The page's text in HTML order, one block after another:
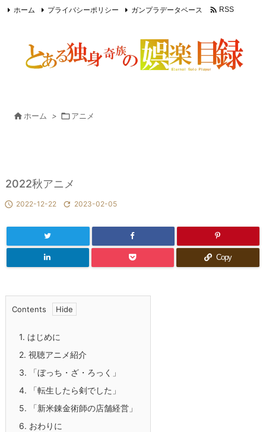
ホーム プライバシーポリシー ガンプラデータベース  RSS
ホーム > アニメ
2022秋アニメ
 2022-12-22  2023-02-05
Copy
Contents
1. はじめに
2. 視聴アニメ紹介
3. 「ぼっち・ざ・ろっく」
4. 「転生したら剣でした」
5. 「新米錬金術師の店舗経営」
6. おわりに